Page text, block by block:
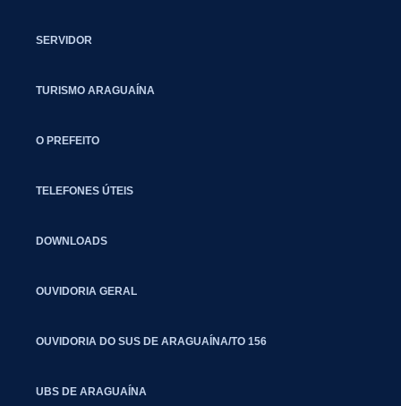
SERVIDOR
TURISMO ARAGUAÍNA
O PREFEITO
TELEFONES ÚTEIS
DOWNLOADS
OUVIDORIA GERAL
OUVIDORIA DO SUS DE ARAGUAÍNA/TO 156
UBS DE ARAGUAÍNA